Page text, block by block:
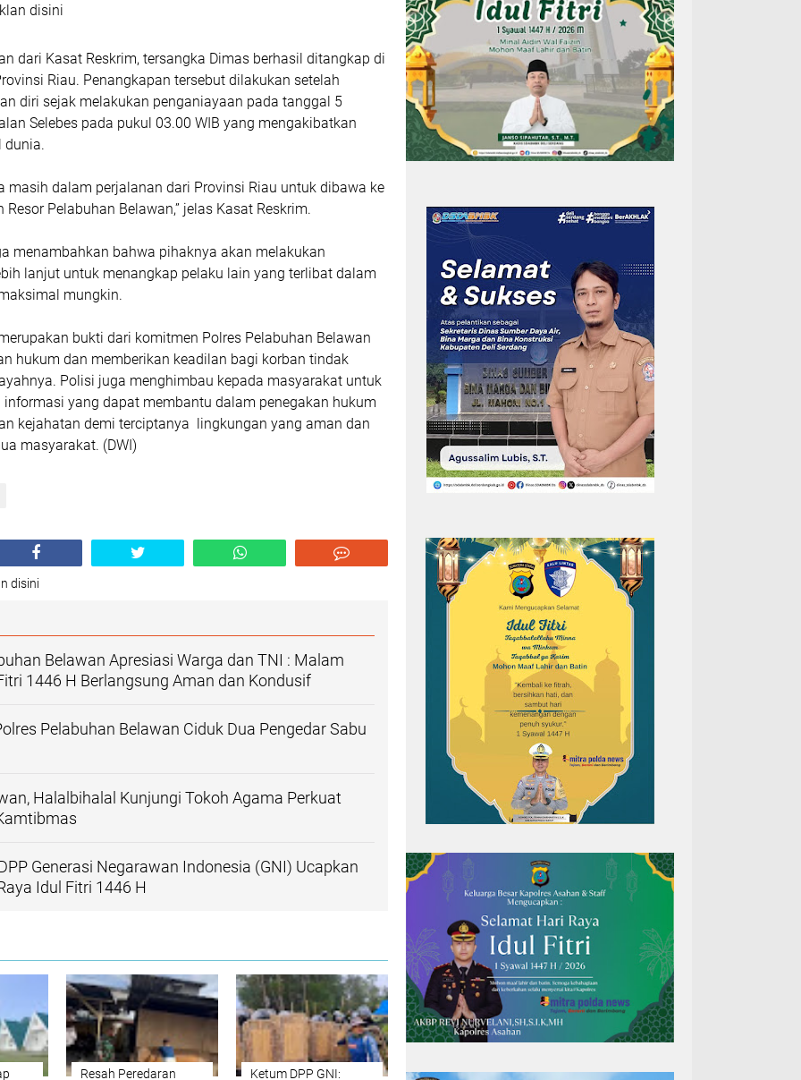
disini
dari Kasat Reskrim, tersangka Dimas berhasil ditangkap di
Riau. Penangkapan tersebut dilakukan setelah
diri sejak melakukan penganiayaan pada tanggal 5
Selebes pada pukul 03.00 WIB yang mengakibatkan
dunia.
masih dalam perjalanan dari Provinsi Riau untuk dibawa ke
Pelabuhan Belawan,” jelas Kasat Reskrim.
menambahkan bahwa pihaknya akan melakukan
lanjut untuk menangkap pelaku lain yang terlibat dalam
mungkin.
bukti dari komitmen Polres Pelabuhan Belawan
hukum dan memberikan keadilan bagi korban tindak
Polisi juga menghimbau kepada masyarakat untuk
informasi yang dapat membantu dalam penegakan hukum
kejahatan demi terciptanya lingkungan yang aman dan
masyarakat. (DWI)
disini
Belawan Apresiasi Warga dan TNI : Malam
1446 H Berlangsung Aman dan Kondusif
Pelabuhan Belawan Ciduk Dua Pengedar Sabu
Halalbihalal Kunjungi Tokoh Agama Perkuat
Generasi Negarawan Indonesia (GNI) Ucapkan
Idul Fitri 1446 H
Resah Peredaran Ketum DPP GNI: